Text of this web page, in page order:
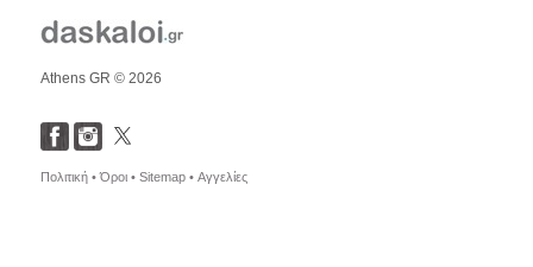
Athens GR © 2026
Πολιτική •Όροι • Sitemap • Αγγελίες